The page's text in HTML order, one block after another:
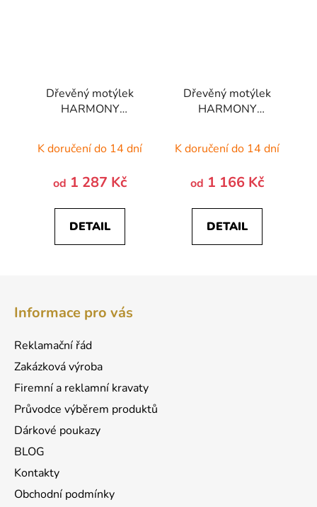
Dřevěný motýlek
HARMONY
MAHAGON
K doručení do 14 dní
od 1 287 Kč
DETAIL
Dřevěný motýlek
HARMONY
TŘEŠEŇ AMER.
K doručení do 14 dní
od 1 166 Kč
DETAIL
Informace pro vás
Reklamační řád
Zakázková výroba
Firemní a reklamní kravaty
Průvodce výběrem produktů
Dárkové poukazy
BLOG
Kontakty
Obchodní podmínky